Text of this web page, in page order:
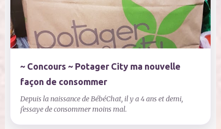
~ Concours ~ Potager City ma nouvelle
façon de consommer
Depuis la naissance de BébéChat, il y a 4 ans et demi,
j'essaye de consommer moins mal.